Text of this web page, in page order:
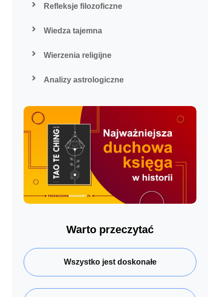
Refleksje filozoficzne
Wiedza tajemna
Wierzenia religijne
Analizy astrologiczne
Warto przeczytać
Wszystko jest doskonałe